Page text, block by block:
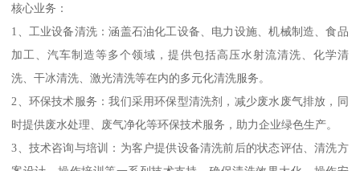
核心业务：
1、工业设备清洗：涵盖石油化工设备、电力设施、机械制造、食品
加工、汽车制造等多个领域，提供包括高压水射流清洗、化学清
洗、干冰清洗、激光清洗等在内的多元化清洗服务。
2、环保技术服务：我们采用环保型清洗剂，减少废水废气排放，同
时提供废水处理、废气净化等环保技术服务，助力企业绿色生产。
3、技术咨询与培训：为客户提供设备清洗前后的状态评估、清洗方